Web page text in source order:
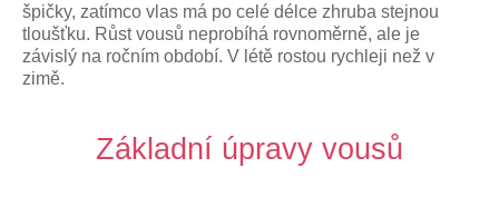
špičky, zatímco vlas má po celé délce zhruba stejnou
tloušťku. Růst vousů neprobíhá rovnoměrně, ale je
závislý na ročním období. V létě rostou rychleji než v
zimě.
Základní úpravy vousů